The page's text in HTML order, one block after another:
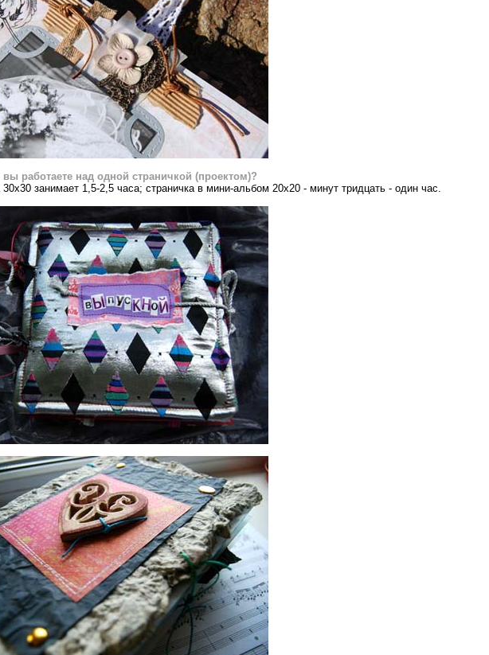
вы работаете над одной страничкой (проектом)?
30х30 занимает 1,5-2,5 часа; страничка в мини-альбом 20х20 - минут тридцать - один час.